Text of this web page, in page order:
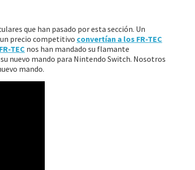
que han pasado por esta sección. Un
precio competitivo convertían a los FR-TEC
FR-TEC nos han mandado su flamante
nuevo mando para Nintendo Switch. Nosotros
mando.